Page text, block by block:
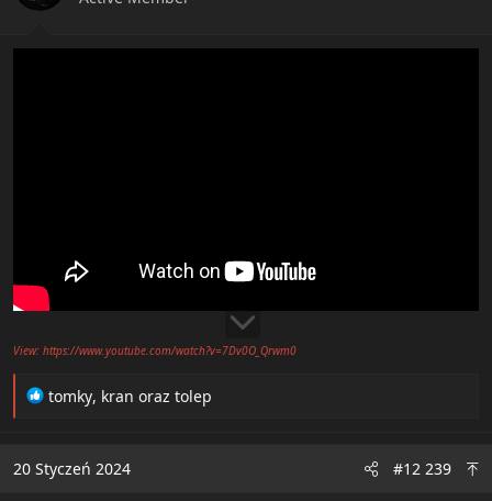
View: https://www.youtube.com/watch?v=7Dv0O_Qrwm0
R
t
tomky, kran oraz tolep
20 Styczeń 2024 #12 239